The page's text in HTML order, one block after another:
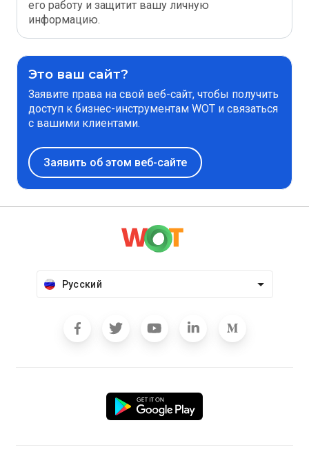
его работу и защитит вашу личную
информацию.
Это ваш сайт?
Заявите права на свой веб-сайт, чтобы получить
доступ к бизнес-инструментам WOT и связаться
с вашими клиентами.
Заявить об этом веб-сайте
Русский